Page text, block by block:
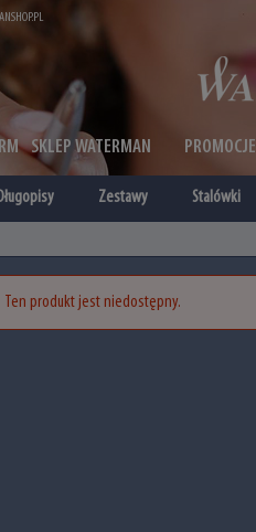
SKLEP WATERMAN PROMOCJE
Długopisy Zestawy Stalówki
Ten produkt jest niedostępny.